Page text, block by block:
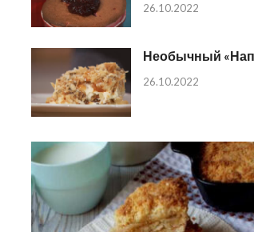
26.10.2022
Необычный
26.10.2022